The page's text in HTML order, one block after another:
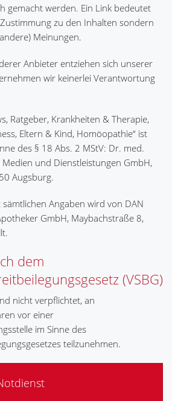
gemacht werden. Ein Link bedeutet
zu den Inhalten sondern
Meinungen.
Anbieter entziehen sich unserer
wir keinerlei Verantwortung
Ratgeber, Krankheiten & Therapie,
Eltern & Kind, Homöopathie“ ist
des § 18 Abs. 2 MStV: Dr. med.
und Dienstleistungen GmbH,
Augsburg.
Angaben wird von DAN
GmbH, Maybachstraße 8,
dem
(VSBG)
nicht verpflichtet, an
vor einer
im Sinne des
teilzunehmen.